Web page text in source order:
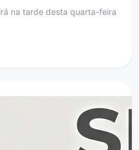
na tarde desta quarta-feira